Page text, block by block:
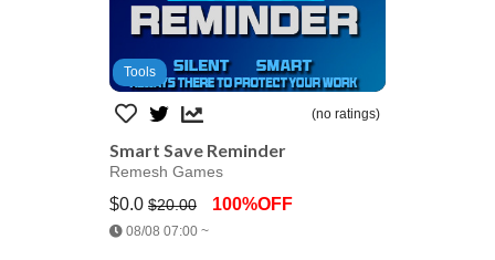
Tools
(no ratings)
Smart Save Reminder
Remesh Games
$0.0 $20.00 100%OFF
08/08 07:00 ~Jump AssetStore